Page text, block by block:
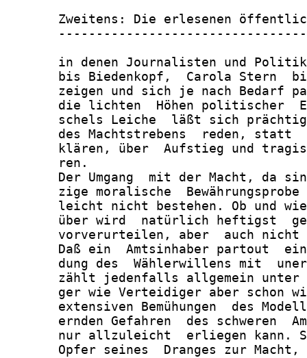
Zweitens: Die erlesenen
in denen Journalisten und
bis Biedenkopf,  Carola Stern
zeigen und sich je nach Bedarf
die lichten  Höhen politischer
schels Leiche  läßt sich
des Machtstrebens  reden, statt
klären, über  Aufstieg und
       ren.
Der Umgang  mit der Macht, da
zige moralische
leicht nicht bestehen. Ob und
über wird  natürlich heftigst
vorverurteilen, aber  auch
Daß ein  Amtsinhaber partout
dung des  Wählerwillens mit
zählt jedenfalls allgemein
ger wie Verteidiger aber schon
extensiven Bemühungen  des
ernden Gefahren  des schweren
nur allzuleicht  erliegen kann.
Opfer seines  Dranges zur